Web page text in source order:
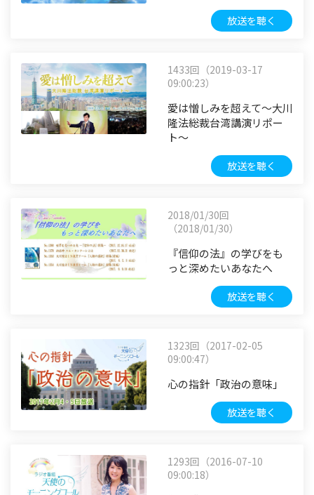
放送を聴く
1433回（2019-03-17
09:00:23）
愛は憎しみを超えて～大川
隆法総裁台湾講演リポー
ト～
放送を聴く
2018/01/30回
（2018/01/30）
『信仰の法』の学びをも
っと深めたいあなたへ
放送を聴く
1323回（2017-02-05
09:00:47）
心の指針「政治の意味」
放送を聴く
1293回（2016-07-10
09:00:18）